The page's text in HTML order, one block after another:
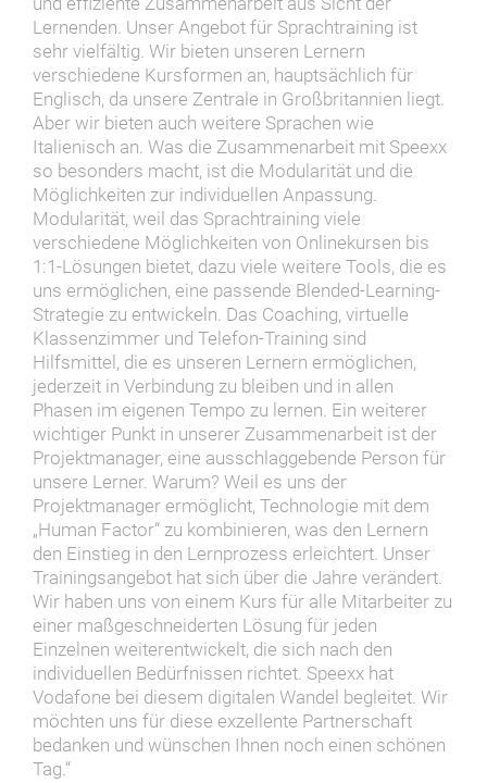
Lernenden. Unser Angebot für Sprachtraining ist
sehr vielfältig. Wir bieten unseren Lernern
verschiedene Kursformen an, hauptsächlich für
Englisch, da unsere Zentrale in Großbritannien liegt.
Aber wir bieten auch weitere Sprachen wie
Italienisch an. Was die Zusammenarbeit mit Speexx
so besonders macht, ist die Modularität und die
Möglichkeiten zur individuellen Anpassung.
Modularität, weil das Sprachtraining viele
verschiedene Möglichkeiten von Onlinekursen bis
1:1-Lösungen bietet, dazu viele weitere Tools, die es
uns ermöglichen, eine passende Blended-Learning-
Strategie zu entwickeln. Das Coaching, virtuelle
Klassenzimmer und Telefon-Training sind
Hilfsmittel, die es unseren Lernern ermöglichen,
jederzeit in Verbindung zu bleiben und in allen
Phasen im eigenen Tempo zu lernen. Ein weiterer
wichtiger Punkt in unserer Zusammenarbeit ist der
Projektmanager, eine ausschlaggebende Person für
unsere Lerner. Warum? Weil es uns der
Projektmanager ermöglicht, Technologie mit dem
„Human Factor“ zu kombinieren, was den Lernern
den Einstieg in den Lernprozess erleichtert. Unser
Trainingsangebot hat sich über die Jahre verändert.
Wir haben uns von einem Kurs für alle Mitarbeiter zu
einer maßgeschneiderten Lösung für jeden
Einzelnen weiterentwickelt, die sich nach den
individuellen Bedürfnissen richtet. Speexx hat
Vodafone bei diesem digitalen Wandel begleitet. Wir
möchten uns für diese exzellente Partnerschaft
bedanken und wünschen Ihnen noch einen schönen
Tag.“